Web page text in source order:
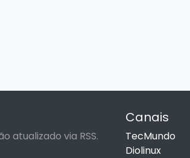
atualizado via RSS.
Canais
TecMundo
Diolinux